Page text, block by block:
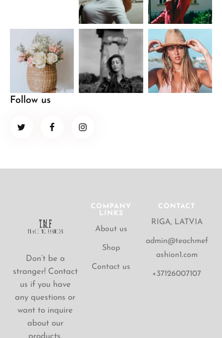
Follow us
Don’t be a
stranger! Contact
us if you have
any questions or
want to inquire
about our
COMPANY
LINKS
About us
Shop
Contact us
CONTACT
RIGA, LATVIA
admin@teachmef
ashion1.com
+37126007107